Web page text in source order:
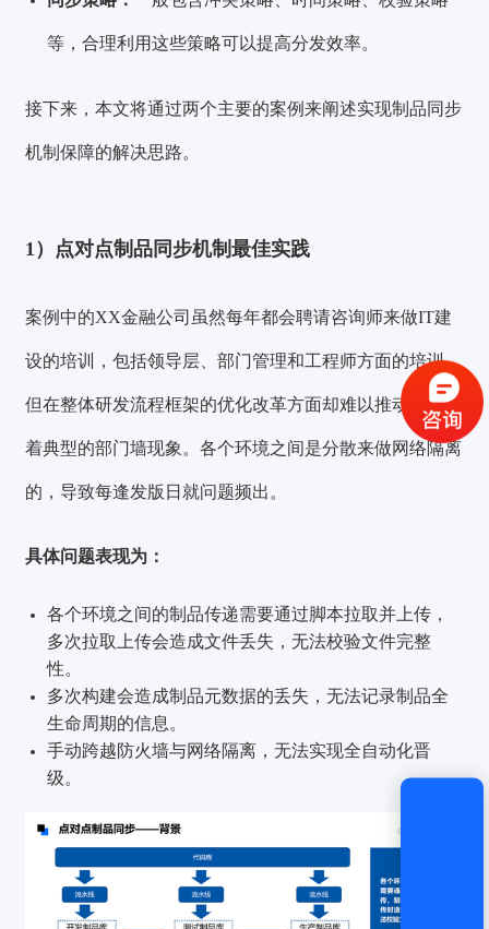
等，合理利用这些策略可以提高分发效率。
接下来，本文将通过两个主要的案例来阐述实现制品同步
机制保障的解决思路。
1）点对点制品同步机制最佳实践
案例中的XX金融公司虽然每年都会聘请咨询师来做IT建
设的培训，包括领导层、部门管理和工程师方面的培训，
但在整体研发流程框架的优化改革方面却难以推动，存在
着典型的部门墙现象 。各个环境之间是分散来做网络隔离
的，导致每逢发版日就问题频出。
具体问题表现为：
各个环境之间的制品传递需要通过脚本拉取并上传，
多次拉取上传会造成文件丢失，无法校验文件完整
性。
多次构建会造成制品元数据的丢失，无法记录制品全
生命周期的信息。
手动跨越防火墙与网络隔离，无法实现全自动化晋
级。
获取验证码
登录